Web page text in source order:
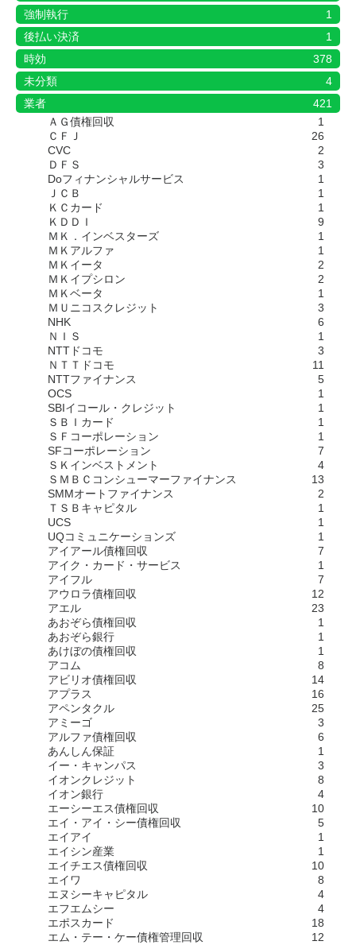
強制執行
1
後払い決済
1
時効
378
未分類
4
業者
421
ＡＧ債権回収
1
ＣＦＪ
26
CVC
2
ＤＦＳ
3
Doフィナンシャルサービス
1
ＪＣＢ
1
ＫＣカード
1
ＫＤＤＩ
9
ＭＫ．インベスターズ
1
ＭＫアルファ
1
ＭＫイータ
2
ＭＫイプシロン
2
ＭＫベータ
1
ＭＵニコスクレジット
3
NHK
6
ＮＩＳ
1
NTTドコモ
3
ＮＴＴドコモ
11
NTTファイナンス
5
OCS
1
SBIイコール・クレジット
1
ＳＢＩカード
1
ＳＦコーポレーション
1
SFコーポレーション
7
ＳＫインベストメント
4
ＳＭＢＣコンシューマーファイナンス
13
SMMオートファイナンス
2
ＴＳＢキャピタル
1
UCS
1
UQコミュニケーションズ
1
アイアール債権回収
7
アイク・カード・サービス
1
アイフル
7
アウロラ債権回収
12
アエル
23
あおぞら債権回収
1
あおぞら銀行
1
あけぼの債権回収
1
アコム
8
アビリオ債権回収
14
アプラス
16
アペンタクル
25
アミーゴ
3
アルファ債権回収
6
あんしん保証
1
イー・キャンパス
3
イオンクレジット
8
イオン銀行
4
エーシーエス債権回収
10
エイ・アイ・シー債権回収
5
エイアイ
1
エイシン産業
1
エイチエス債権回収
10
エイワ
8
エヌシーキャピタル
4
エフエムシー
4
エポスカード
18
エム・テー・ケー債権管理回収
12